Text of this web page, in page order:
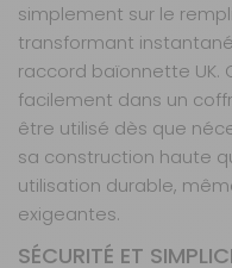
simplement sur le
transformant
raccord baïonnette UK.
facilement dans un
être utilisé dès que
sa construction haute
utilisation durable,
exigeantes.
SÉCURITÉ ET